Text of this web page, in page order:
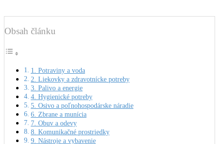
Obsah článku
1. Potraviny a voda
2. Liekovky a zdravotnícke potreby
3. Palivo a energie
4. Hygienické potreby
5. Osivo a poľnohospodárske náradie
6. Zbrane a munícia
7. Obuv a odevy
8. Komunikačné prostriedky
9. Nástroje a vybavenie